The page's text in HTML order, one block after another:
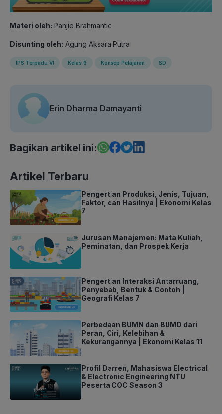
Materi oleh: Panjie Brahmantio
Disunting oleh: Agung Aksara Putra
IPS Terpadu VI Kelas 6 Konsep Pelajaran SD
Erin Dharma Damayanti
Bagikan artikel ini:
Artikel Terbaru
Pengertian Produksi, Jenis, Tujuan,
Faktor, dan Hasilnya | Ekonomi Kelas
7
Jurusan Manajemen: Mata Kuliah,
Peminatan, dan Prospek Kerja
Pengertian Interaksi Antarruang,
Penyebab, Bentuk & Contoh |
Geografi Kelas 7
Perbedaan BUMN dan BUMD dari
Peran, Ciri, Kelebihan &
Kekurangannya | Ekonomi Kelas 11
Profil Darren, Mahasiswa Electrical
& Electronic Engineering NTU
Peserta COC Season 3